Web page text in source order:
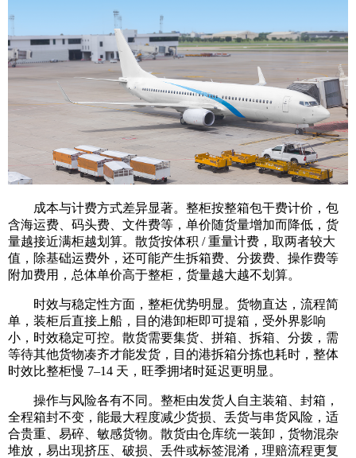
成本与计费方式差异显著。整柜按整箱包干费计价，包
含海运费、码头费、文件费等，单价随货量增加而降低，货
量越接近满柜越划算。散货按体积 / 重量计费，取两者较大
值，除基础运费外，还可能产生拆箱费、分拨费、操作费等
附加费用，总体单价高于整柜，货量越大越不划算。
时效与稳定性方面，整柜优势明显。货物直达，流程简
单，装柜后直接上船，目的港卸柜即可提箱，受外界影响
小，时效稳定可控。散货需要集货、拼箱、拆箱、分拨，需
等待其他货物凑齐才能发货，目的港拆箱分拣也耗时，整体
时效比整柜慢 7–14 天，旺季拥堵时延迟更明显。
操作与风险各有不同。整柜由发货人自主装箱、封箱，
全程箱封不变，能最大程度减少货损、丢货与串货风险，适
合贵重、易碎、敏感货物。散货由仓库统一装卸，货物混杂
堆放，易出现挤压、破损、丢件或标签混淆，理赔流程更复